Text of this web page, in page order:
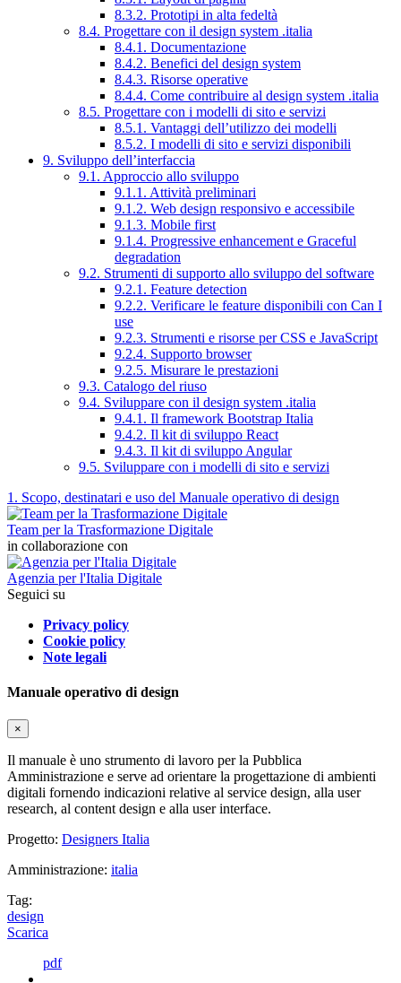
8.3.2. Prototipi in alta fedeltà
8.4. Progettare con il design system .italia
8.4.1. Documentazione
8.4.2. Benefici del design system
8.4.3. Risorse operative
8.4.4. Come contribuire al design system .italia
8.5. Progettare con i modelli di sito e servizi
8.5.1. Vantaggi dell’utilizzo dei modelli
8.5.2. I modelli di sito e servizi disponibili
9. Sviluppo dell’interfaccia
9.1. Approccio allo sviluppo
9.1.1. Attività preliminari
9.1.2. Web design responsivo e accessibile
9.1.3. Mobile first
9.1.4. Progressive enhancement e Graceful
degradation
9.2. Strumenti di supporto allo sviluppo del software
9.2.1. Feature detection
9.2.2. Verificare le feature disponibili con Can I
use
9.2.3. Strumenti e risorse per CSS e JavaScript
9.2.4. Supporto browser
9.2.5. Misurare le prestazioni
9.3. Catalogo del riuso
9.4. Sviluppare con il design system .italia
9.4.1. Il framework Bootstrap Italia
9.4.2. Il kit di sviluppo React
9.4.3. Il kit di sviluppo Angular
9.5. Sviluppare con i modelli di sito e servizi
1. Scopo, destinatari e uso del Manuale operativo di design
Team per la Trasformazione Digitale
in collaborazione con
Agenzia per l'Italia Digitale
Seguici su
Privacy policy
Cookie policy
Note legali
Manuale operativo di design
×
Il manuale è uno strumento di lavoro per la Pubblica
Amministrazione e serve ad orientare la progettazione di ambienti
digitali fornendo indicazioni relative al service design, alla user
research, al content design e alla user interface.
Progetto: Designers Italia
Amministrazione: italia
Tag:
design
Scarica
pdf